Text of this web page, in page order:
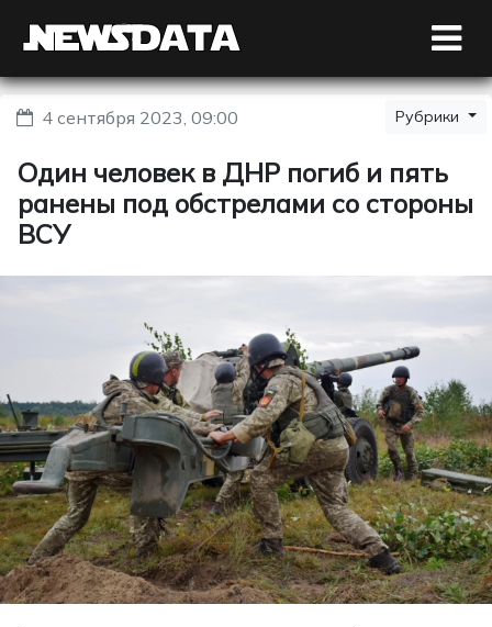
4 сентября 2023, 09:00 Рубрики
Один человек в ДНР погиб и пять
ранены под обстрелами со стороны
ВСУ